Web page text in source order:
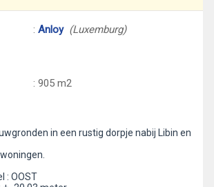
: Anloy (Luxemburg)
: 905 m2
in een rustig dorpje nabij Libin en
: OOST